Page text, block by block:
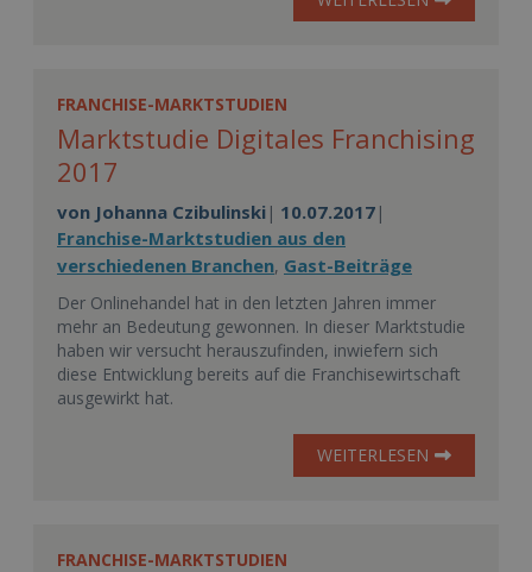
FRANCHISE-MARKTSTUDIEN
Marktstudie Digitales Franchising
2017
von Johanna Czibulinski | 10.07.2017 |
Franchise-Marktstudien aus den
verschiedenen Branchen, Gast-Beiträge
Der Onlinehandel hat in den letzten Jahren immer
mehr an Bedeutung gewonnen. In dieser Marktstudie
haben wir versucht herauszufinden, inwiefern sich
diese Entwicklung bereits auf die Franchisewirtschaft
ausgewirkt hat.
WEITERLESEN
FRANCHISE-MARKTSTUDIEN